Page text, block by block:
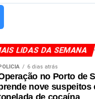
LIDAS DA SEMANA
6 dias atrás
no Porto de
nove suspeitos